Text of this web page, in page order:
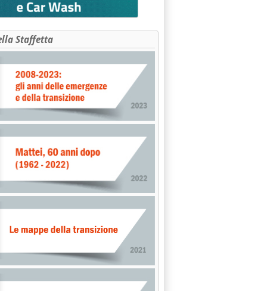
alle 0.0.
TRASPORTI'
RAFFINERIE: - 2,1% NEI PRIMI NOVE MESI DEL 1995'
Staffetta